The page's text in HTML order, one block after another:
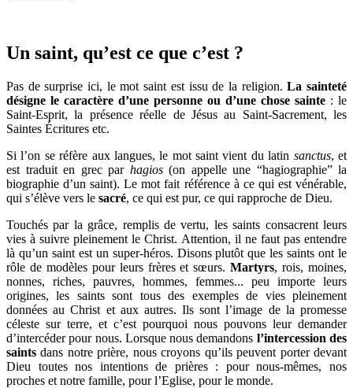
Un saint, qu’est ce que c’est ?
Pas de surprise ici, le mot saint est issu de la religion.La sainteté
désigne le caractère d’une personne ou d’une chose sainte : le
Saint-Esprit, la présence réelle de Jésus au Saint-Sacrement, les
Saintes Écritures etc.
Si l’on se réfère aux langues, le mot saint vient du latin sanctus, et
est traduit en grec par hagios (on appelle une “hagiographie” la
biographie d’un saint). Le mot fait référence à ce qui est vénérable,
qui s’élève vers le sacré, ce qui est pur, ce qui rapproche de Dieu.
Touchés par la grâce, remplis de vertu, les saints consacrent leurs
vies à suivre pleinement le Christ. Attention, il ne faut pas entendre
là qu’un saint est un super-héros. Disons plutôt que les saints ont le
rôle de modèles pour leurs frères et sœurs.Martyrs, rois, moines,
nonnes, riches, pauvres, hommes, femmes... peu importe leurs
origines, les saints sont tous des exemples de vies pleinement
données au Christ et aux autres. Ils sont l’image de la promesse
céleste sur terre, et c’est pourquoi nous pouvons leur demander
d’intercéder pour nous. Lorsque nous demandons l’intercession des
saints dans notre prière, nous croyons qu’ils peuvent porter devant
Dieu toutes nos intentions de prières : pour nous-mêmes, nos
proches et notre famille, pour l’Eglise, pour le monde.